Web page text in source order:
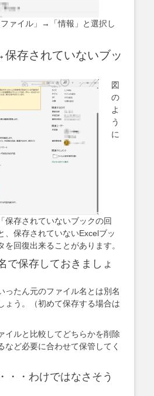
ァイル」→「情報」と選択し
存されていないブッ
図
の
よ
う
に
保存されていないブックの回
、保存されていないExcelブッ
を回復出来ることがあります。
で保存しておきましょ
ったん元のファイル名とは別名
ょう。（初めて保存する場合は
イルと比較してどちらかを削除
など必要に合わせて保管してく
・・わけではなさそう